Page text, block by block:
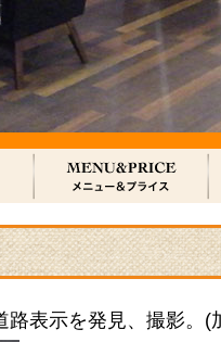
路表示を発見、撮影。(